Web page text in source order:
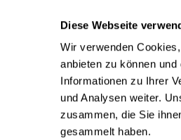
Diese Webseite
Wir verwenden
anbieten zu können
Informationen zu Ihrer
und Analysen weiter.
zusammen, die Sie
gesammelt haben.